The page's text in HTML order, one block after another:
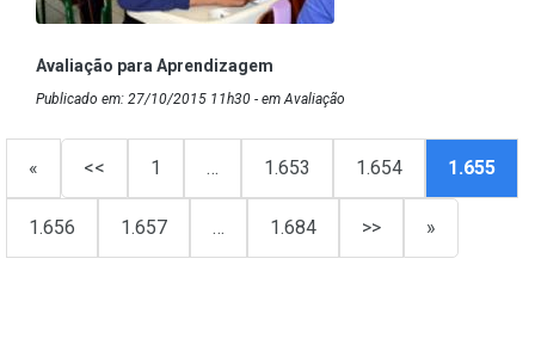
Avaliação para Aprendizagem
Publicado em: 27/10/2015 11h30 - em Avaliação
« << 1 … 1.653 1.654 1.655
1.656 1.657 … 1.684 >> »